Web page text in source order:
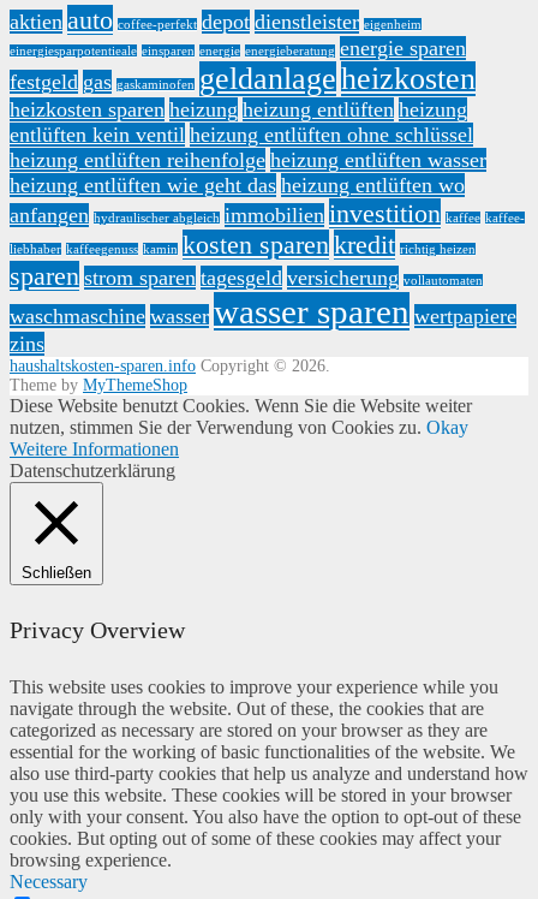
aktien auto coffee-perfekt depot dienstleister eigenheim
einergiesparpotentieale einsparen energie energieberatung energie sparen
festgeld gas gaskaminofen geldanlageheizkosten
heizkosten sparen heizung heizung entlüften heizung
entlüften kein ventil heizung entlüften ohne schlüssel
heizung entlüften reihenfolge heizung entlüften wasser
heizung entlüften wie geht das heizung entlüften wo
anfangen hydraulischer abgleich immobilien investition kaffee kaffee-
liebhaber kaffeegenuss kamin kosten sparen kredit richtig heizen
sparen strom sparen tagesgeld versicherung vollautomaten
waschmaschine wasser wasser sparen wertpapiere
zins
haushaltskosten-sparen.info Copyright © 2026.
Theme by MyThemeShop
Diese Website benutzt Cookies. Wenn Sie die Website weiter
nutzen, stimmen Sie der Verwendung von Cookies zu. Okay
Weitere Informationen
Datenschutzerklärung
Schließen
Privacy Overview
This website uses cookies to improve your experience while you
navigate through the website. Out of these, the cookies that are
categorized as necessary are stored on your browser as they are
essential for the working of basic functionalities of the website. We
also use third-party cookies that help us analyze and understand how
you use this website. These cookies will be stored in your browser
only with your consent. You also have the option to opt-out of these
cookies. But opting out of some of these cookies may affect your
browsing experience.
Necessary